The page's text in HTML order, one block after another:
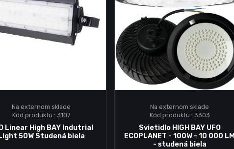
Vložiť do košika
Na externom sklade
Kód produktu : 3107
Linear High BAY Indutrial
50W Studená biela
Vložiť do košika
Na externom sklade
Kód produktu : 3303
Svietidlo HIGH BAY UFO
ECOPLANET - 100W - 10 000 LM
- studená biela